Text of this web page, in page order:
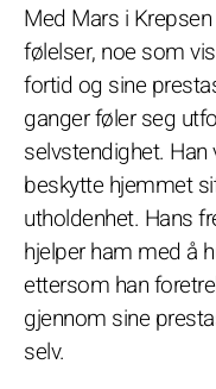
Med Mars i
følelser, noe som
fortid og sine
ganger føler seg
selvstendighet.
beskytte hjemmet
utholdenhet. Hans
hjelper ham med å
ettersom han
gjennom sine
selv.